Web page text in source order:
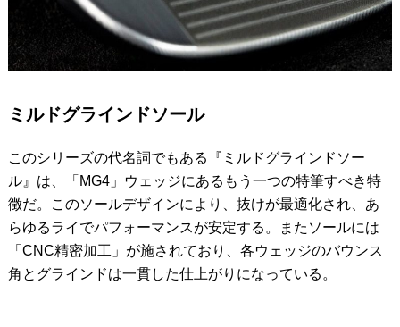
ミルドグラインドソール
このシリーズの代名詞でもある『ミルドグラインドソー
ル』は、「MG4」ウェッジにあるもう一つの特筆すべき特
徴だ。このソールデザインにより、抜けが最適化され、あ
らゆるライでパフォーマンスが安定する。またソールには
「CNC精密加工」が施されており、各ウェッジのバウンス
角とグラインドは一貫した仕上がりになっている。